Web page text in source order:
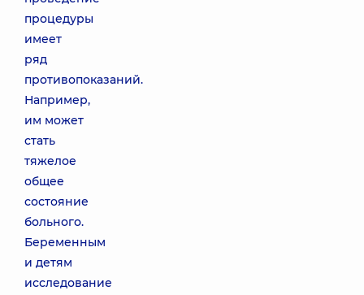
процедуры
имеет
ряд
противопоказаний.
Например,
им может
стать
тяжелое
общее
состояние
больного.
Беременным
и детям
исследование